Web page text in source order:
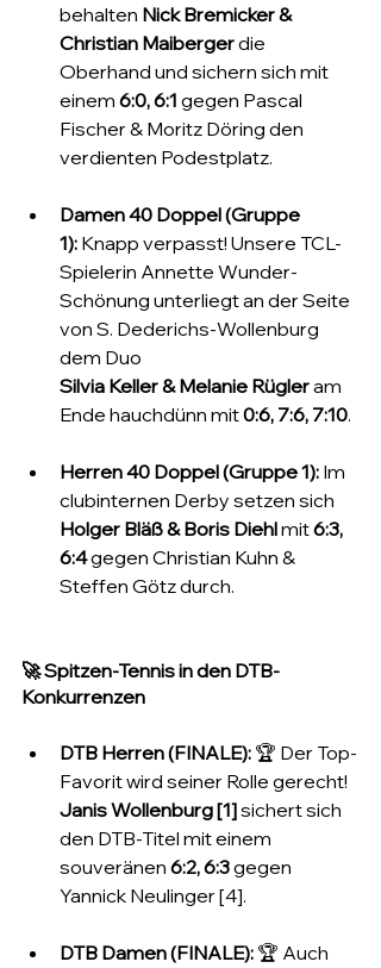
behalten Nick Bremicker &
Christian Maiberger die
Oberhand und sichern sich mit
einem 6:0, 6:1 gegen Pascal
Fischer & Moritz Döring den
verdienten Podestplatz.
Damen 40 Doppel (Gruppe
1): Knapp verpasst! Unsere TCL-
Spielerin Annette Wunder-
Schönung unterliegt an der Seite
von S. Dederichs-Wollenburg
dem Duo
Silvia Keller & Melanie Rügler am
Ende hauchdünn mit 0:6, 7:6, 7:10.
Herren 40 Doppel (Gruppe 1): Im
clubinternen Derby setzen sich
Holger Bläß & Boris Diehl mit 6:3,
6:4 gegen Christian Kuhn &
Steffen Götz durch.
🚀 Spitzen-Tennis in den DTB-
Konkurrenzen
DTB Herren (FINALE): 🏆 Der Top-
Favorit wird seiner Rolle gerecht!
Janis Wollenburg [1] sichert sich
den DTB-Titel mit einem
souveränen 6:2, 6:3 gegen
Yannick Neulinger [4].
DTB Damen (FINALE): 🏆 Auch